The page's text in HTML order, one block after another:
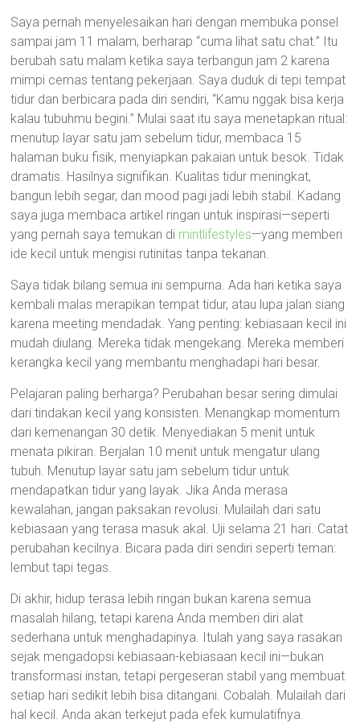
Saya pernah menyelesaikan hari dengan membuka ponsel
sampai jam 11 malam, berharap “cuma lihat satu chat.” Itu
berubah satu malam ketika saya terbangun jam 2 karena
mimpi cemas tentang pekerjaan. Saya duduk di tepi tempat
tidur dan berbicara pada diri sendiri, “Kamu nggak bisa kerja
kalau tubuhmu begini.” Mulai saat itu saya menetapkan ritual:
menutup layar satu jam sebelum tidur, membaca 15
halaman buku fisik, menyiapkan pakaian untuk besok. Tidak
dramatis. Hasilnya signifikan. Kualitas tidur meningkat,
bangun lebih segar, dan mood pagi jadi lebih stabil. Kadang
saya juga membaca artikel ringan untuk inspirasi—seperti
yang pernah saya temukan di mintlifestyles—yang memberi
ide kecil untuk mengisi rutinitas tanpa tekanan.
Saya tidak bilang semua ini sempurna. Ada hari ketika saya
kembali malas merapikan tempat tidur, atau lupa jalan siang
karena meeting mendadak. Yang penting: kebiasaan kecil ini
mudah diulang. Mereka tidak mengekang. Mereka memberi
kerangka kecil yang membantu menghadapi hari besar.
Pelajaran paling berharga? Perubahan besar sering dimulai
dari tindakan kecil yang konsisten. Menangkap momentum
dari kemenangan 30 detik. Menyediakan 5 menit untuk
menata pikiran. Berjalan 10 menit untuk mengatur ulang
tubuh. Menutup layar satu jam sebelum tidur untuk
mendapatkan tidur yang layak. Jika Anda merasa
kewalahan, jangan paksakan revolusi. Mulailah dari satu
kebiasaan yang terasa masuk akal. Uji selama 21 hari. Catat
perubahan kecilnya. Bicara pada diri sendiri seperti teman:
lembut tapi tegas.
Di akhir, hidup terasa lebih ringan bukan karena semua
masalah hilang, tetapi karena Anda memberi diri alat
sederhana untuk menghadapinya. Itulah yang saya rasakan
sejak mengadopsi kebiasaan-kebiasaan kecil ini—bukan
transformasi instan, tetapi pergeseran stabil yang membuat
setiap hari sedikit lebih bisa ditangani. Cobalah. Mulailah dari
hal kecil. Anda akan terkejut pada efek kumulatifnya.